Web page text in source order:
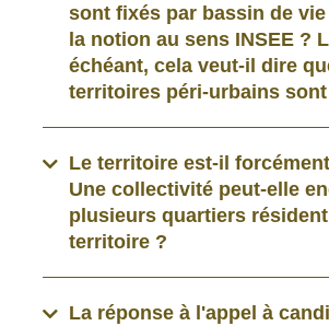
sont fixés par bassin de vie
la notion au sens INSEE ?
échéant, cela veut-il dire
territoires péri-urbains
Le territoire est-il
Une collectivité peut-elle
plusieurs quartiers
territoire ?
La réponse à l'appel à